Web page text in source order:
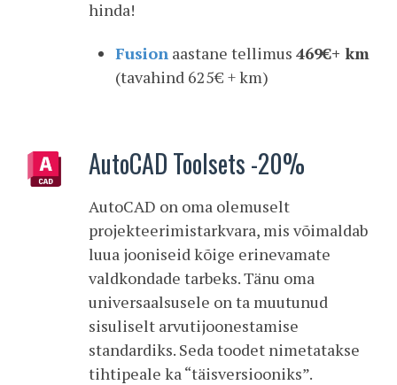
hinda!
Fusion aastane tellimus 469€+ km
(tavahind 625€ + km)
AutoCAD Toolsets -20%
AutoCAD on oma olemuselt
projekteerimistarkvara, mis võimaldab
luua jooniseid kõige erinevamate
valdkondade tarbeks. Tänu oma
universaalsusele on ta muutunud
sisuliselt arvutijoonestamise
standardiks. Seda toodet nimetatakse
tihtipeale ka “täisversiooniks”.